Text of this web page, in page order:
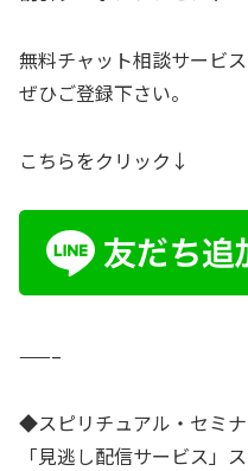
無料チャット相談サービス
ぜひご登録下さい。
こちらをクリック↓
——–
◆スピリチュアル・セミ
「見逃し配信サービス」